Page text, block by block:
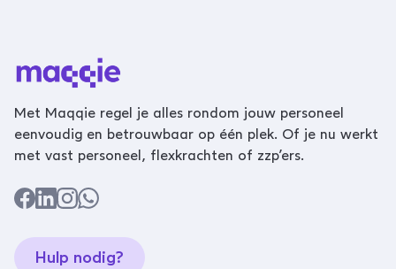
Met Maqqie regel je alles rondom jouw personeel
eenvoudig en betrouwbaar op één plek. Of je nu werkt
met vast personeel, flexkrachten of zzp’ers.
Hulp nodig?